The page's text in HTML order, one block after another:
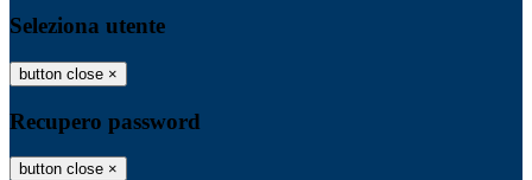
Seleziona utente
button close ×
Recupero password
button close ×